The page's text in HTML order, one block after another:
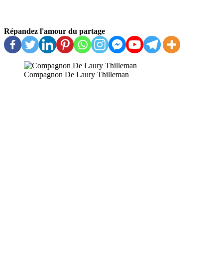
Répandez l'amour du partage
Compagnon De Laury Thilleman